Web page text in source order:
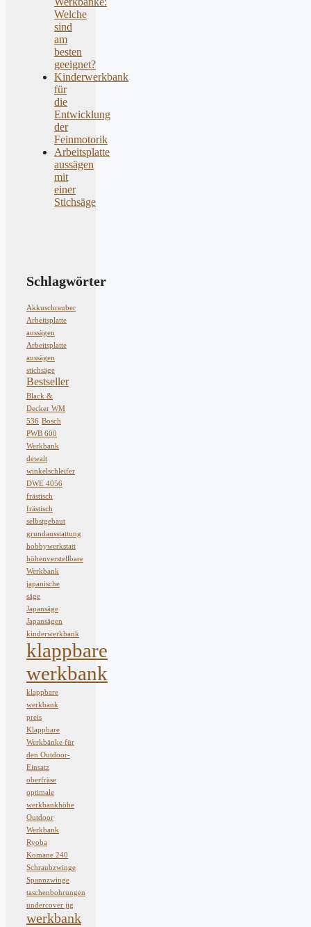
Welche
sind
am
besten
geeignet?
Kinderwerkbank
für
die
Entwicklung
der
Feinmotorik
Arbeitsplatte
aussägen
mit
einer
Stichsäge
Schlagwörter
Akkuschrauber
Arbeitsplatte
aussägen
Arbeitsplatte
aussägen
stichsäge
Bestseller
Black &
Decker WM
536 Bosch
PWB 600
Werkbank
dewalt
winkelschleifer
DWE 4056
frästisch
frästisch
selbstgebaut
grundausstattung
hobbywerkstatt
höhenverstellbare
Werkbank
japanische
säge
Japansäge
Japansägen
kinderwerkbank
klappbare
werkbank
klappbare
werkbank
preis
Klappbare
Werkbänke für
den Outdoor-
Einsatz
oberfräse
optimale
werkbankhöhe
Outdoor
Werkbank
Ryoba
Komane 240
Schraubzwinge
Spannzwinge
taschenbohrungen
undercover jig
werkbank